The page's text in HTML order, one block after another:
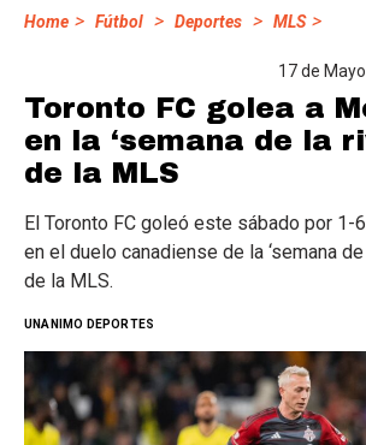
Home > Fútbol > Deportes > MLS >
17 de
Toronto FC golea a
en la ‘semana de la
de la MLS
El Toronto FC goleó este sábado por 1-
en el duelo canadiense de la ‘semana
de la MLS.
UNANIMO DEPORTES